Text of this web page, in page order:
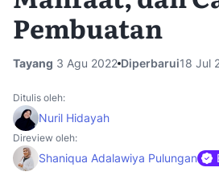
Pembuatan
Tayang 3 Agu 2022 Diperbarui18 Jul
Ditulis oleh:
Nuril Hidayah
Direview oleh:
Shaniqua Adalawiya Pulungan